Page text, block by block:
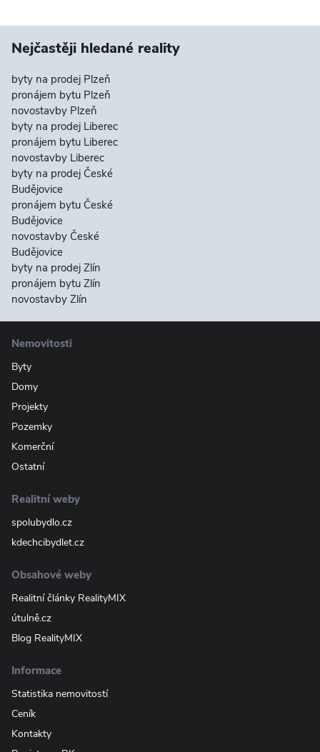
Nejčastěji hledané reality
byty na prodej Plzeň
pronájem bytu Plzeň
novostavby Plzeň
byty na prodej Liberec
pronájem bytu Liberec
novostavby Liberec
byty na prodej České
Budějovice
pronájem bytu České
Budějovice
novostavby České
Budějovice
byty na prodej Zlín
pronájem bytu Zlín
novostavby Zlín
Nemovitosti
Byty
Domy
Projekty
Pozemky
Komerční
Ostatní
Realitní weby
spolubydlo.cz
kdechcibydlet.cz
Obsahové weby
Realitní články RealityMIX
útulně.cz
Blog RealityMIX
Informace
Statistika nemovitostí
Ceník
Kontakty